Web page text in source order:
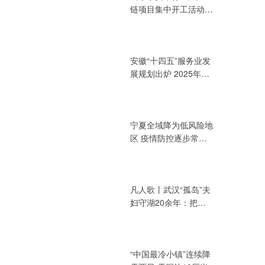
链项目集中开工活动
安徽“十四五”服务业发
展规划出炉 2025年增
宁夏全域降为低风险地
区 疫情防控逐步常态
凡人歌丨武汉“孤岛”夫
妇守湖20余年：把青
“中国最冷小镇”连续降